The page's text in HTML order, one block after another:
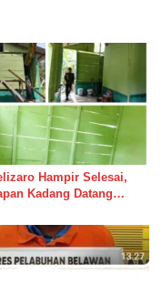
Hampir Selesai,
Kadang Datang